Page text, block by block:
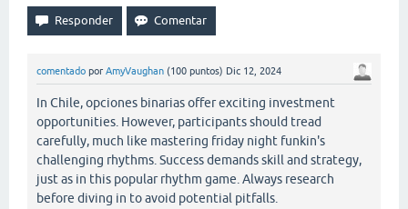
comentado por AmyVaughan (100 puntos) Dic 12, 2024
In Chile, opciones binarias offer exciting investment
opportunities. However, participants should tread
carefully, much like mastering friday night funkin's
challenging rhythms. Success demands skill and strategy,
just as in this popular rhythm game. Always research
before diving in to avoid potential pitfalls.